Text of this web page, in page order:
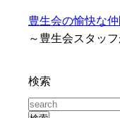
豊生会の愉快な
～豊生会スタッ
検索